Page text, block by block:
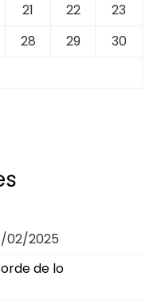
21 22
23
28 29
30
02/2025
de lo